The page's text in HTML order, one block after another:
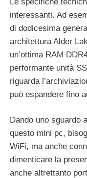
interessanti. Ad
di dodicesima
architettura Alder
un’ottima RAM
performante unità
riguarda
può espandere fino
Dando uno sguardo
questo mini pc,
WiFi, ma anche
dimenticare la
anche altrettanto